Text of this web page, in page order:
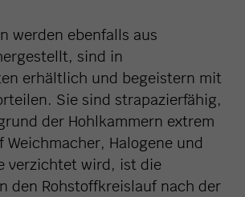
werden ebenfalls aus
sind in
erhältlich und begeistern mit
Sie sind strapazierfähig,
der Hohlkammern extrem
Weichmacher, Halogene und
verzichtet wird, ist die
den Rohstoffkreislauf nach der